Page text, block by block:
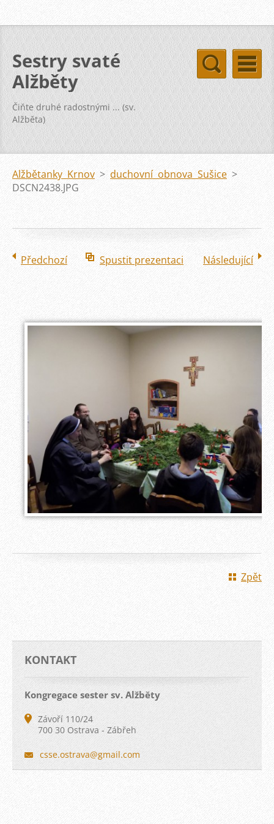
Sestry svaté
Alžběty
Čiňte druhé radostnými ... (sv.
Alžběta)
Alžbětanky Krnov > duchovní obnova Sušice >
DSCN2438.JPG
Předchozí Spustit prezentaci Následující
Zpět
KONTAKT
Kongregace sester sv. Alžběty
Závoří 110/24
700 30 Ostrava - Zábřeh
csse.ostrava@gmail.com